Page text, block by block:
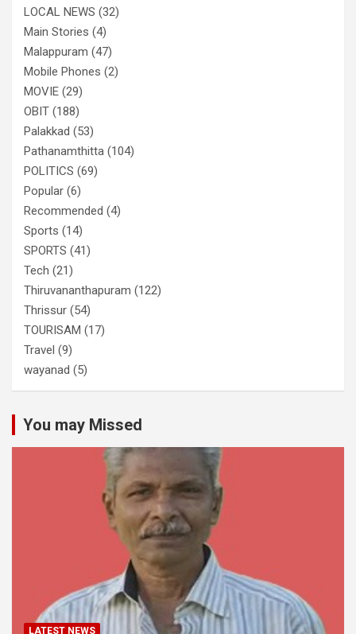
LOCAL NEWS (32)
Main Stories (4)
Malappuram (47)
Mobile Phones (2)
MOVIE (29)
OBIT (188)
Palakkad (53)
Pathanamthitta (104)
POLITICS (69)
Popular (6)
Recommended (4)
Sports (14)
SPORTS (41)
Tech (21)
Thiruvananthapuram (122)
Thrissur (54)
TOURISAM (17)
Travel (9)
wayanad (5)
You may Missed
LATEST NEWS